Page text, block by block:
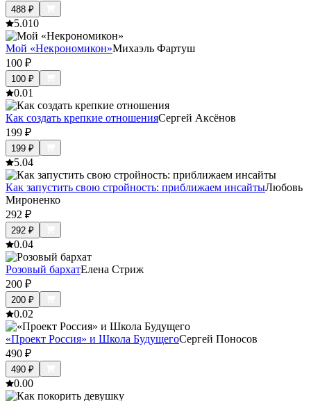
488 ₽
5.010
Мой «Некрономикон»Михаэль Фартуш
100 ₽
100 ₽
0.01
Как создать крепкие отношенияСергей Аксёнов
199 ₽
199 ₽
5.04
Как запустить свою стройность: приближаем инсайтыЛюбовь
Мироненко
292 ₽
292 ₽
0.04
Розовый бархатЕлена Стриж
200 ₽
200 ₽
0.02
«Проект Россия» и Школа БудущегоСергей Поносов
490 ₽
490 ₽
0.00